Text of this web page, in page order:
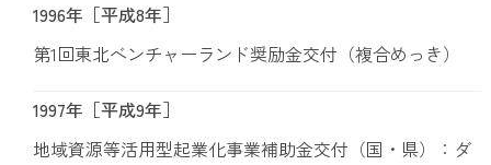
1996年［平成8年］
第1回東北ベンチャーランド奨励金交付（複合めっき）
1997年［平成9年］
地域資源等活用型起業化事業補助金交付（国・県）：ダ